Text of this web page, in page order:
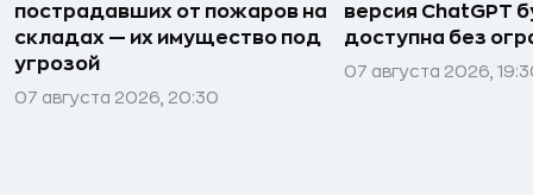
пострадавших от пожаров на
складах — их имущество под
угрозой
07 августа 2026, 20:30
версия ChatGPT
доступна без
07 августа 2026,